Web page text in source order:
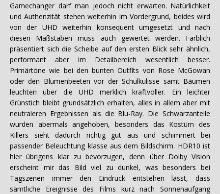
Gamechanger darf man jedoch nicht erwarten. Natürlichkeit
und Authenzität stehen weiterhin im Vordergrund, beides wird
von der UHD weiterhin konsequent umgesetzt und nach
diesen Maßstäben muss auch gewertet werden. Farblich
präsentiert sich die Scheibe auf den ersten Blick sehr ähnlich,
performant aber im Detailbereich wesentlich besser.
Primärtöne wie bei den bunten Outfits von Rose McGowan
oder den Blumenbeeten vor der Schulkulisse samt Bäumen
leuchten über die UHD merklich kraftvoller. Ein leichter
Grünstich bleibt grundsätzlich erhalten, alles in allem aber mit
neutraleren Ergebnissen als die Blu-Ray. Die Schwarzanteile
wurden abermals angehoben, besonders das Kostüm des
Killers sieht dadurch richtig gut aus und schimmert bei
passender Beleuchtung klasse aus dem Bildschirm. HDR10 ist
hier übrigens klar zu bevorzugen, denn über Dolby Vision
erscheint mir das Bild viel zu dunkel, was besonders bei
Tagszenen immer den Eindruck entstehen lässt, dass
sämtliche Ereignisse des Films kurz nach Sonnenaufgang